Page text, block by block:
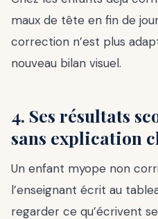
maux de tête en fin de
correction n’est plus
nouveau bilan visuel.
4. Ses résultats
sans explication
Un enfant myope non
l’enseignant écrit au
regarder ce qu’écrivent